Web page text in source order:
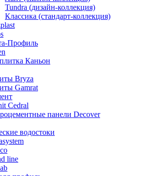
Tundra (дизайн-коллекция)
Классика (стандарт-коллекция)
Профиль
Каньон
Bryza
Gamrat
Cedral
панели Decover
водостоки
line